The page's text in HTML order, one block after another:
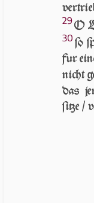
29O
30 ſo
fur
nicht
das
ſitze /